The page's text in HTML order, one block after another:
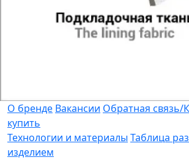
О бренде Вакансии Обратная связь/
купить
Технологии и материалы Таблица
изделием